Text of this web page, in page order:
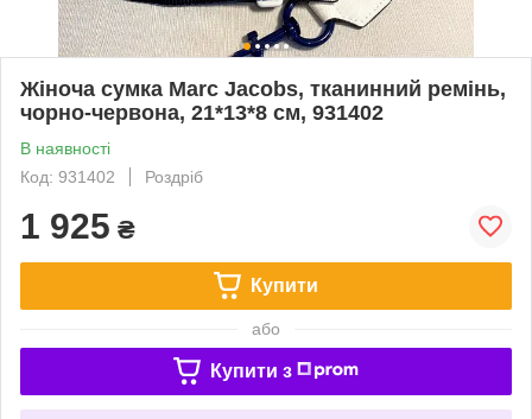
Жіноча сумка Marc Jacobs, тканинний ремінь,
чорно-червона, 21*13*8 см, 931402
В наявності
Код: 931402
Роздріб
1 925 ₴
Купити
або
Купити з